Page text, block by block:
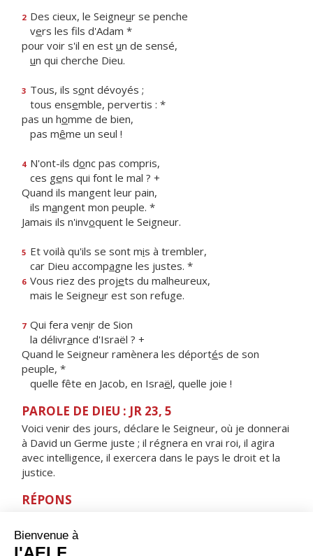
2 Des cieux, le Seigneur se penche
vers les fils d'Adam *
pour voir s'il en est un de sensé,
un qui cherche Dieu.
3 Tous, ils sont dévoyés ;
tous ensemble, pervertis : *
pas un homme de bien,
pas même un seul !
4 N'ont-ils donc pas compris,
ces gens qui font le mal ? +
Quand ils mangent leur pain,
ils mangent mon peuple. *
Jamais ils n'invoquent le Seigneur.
5 Et voilà qu'ils se sont mis à trembler,
car Dieu accompagne les justes. *
6 Vous riez des projets du malheureux,
mais le Seigneur est son refuge.
7 Qui fera venir de Sion
la délivrance d'Israël ? +
Quand le Seigneur ramènera les déportés de son
peuple, *
quelle fête en Jacob, en Israël, quelle joie !
PAROLE DE DIEU : JR 23, 5
Voici venir des jours, déclare le Seigneur, où je donnerai
à David un Germe juste ; il régnera en vrai roi, il agira
avec intelligence, il exercera dans le pays le droit et la
justice.
RÉPONS
et tous les rois de la terre, sa gloire.